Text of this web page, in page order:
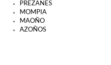
PREZANES
MOMPIA
MAOÑO
AZOÑOS